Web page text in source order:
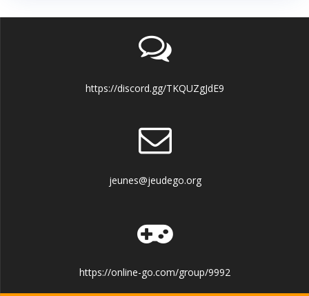
https://discord.gg/TKQUZgJdE9
jeunes@jeudego.org
https://online-go.com/group/9992